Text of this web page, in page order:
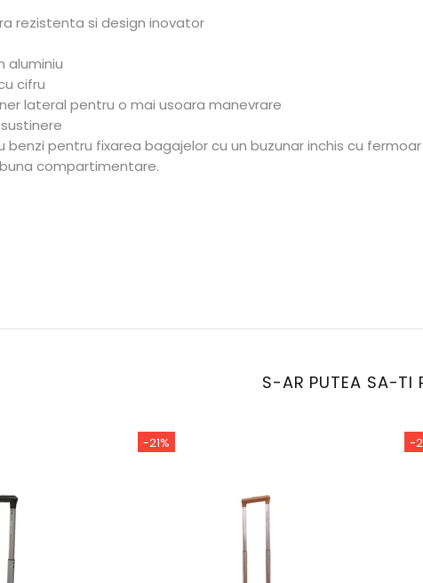
rezistenta si design inovator
aluminiu
cifru
lateral pentru o mai usoara manevrare
pentru fixarea bagajelor cu un buzunar inchis cu
compartimentare.
S-AR PUTEA SA-TI
-21% -